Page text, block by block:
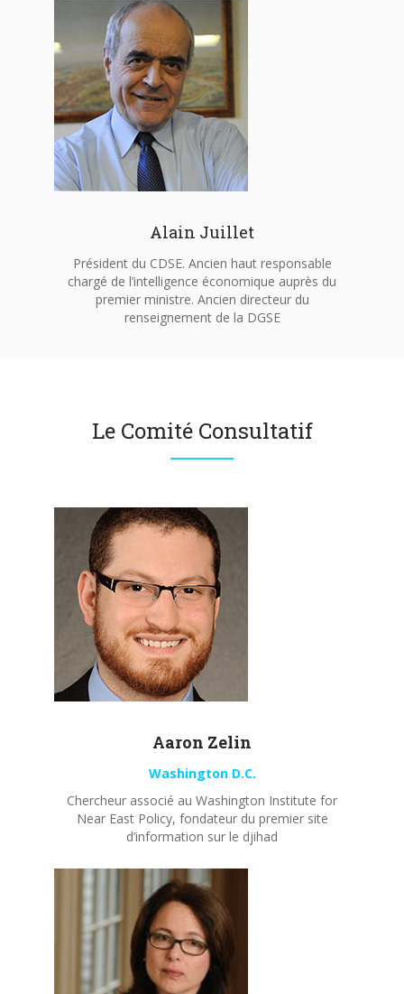
Alain Juillet
Président du CDSE. Ancien haut responsable
chargé de l’intelligence économique auprès du
premier ministre. Ancien directeur du
renseignement de la DGSE
Le Comité Consultatif
Aaron Zelin
Washington D.C.
Chercheur associé au Washington Institute for
Near East Policy, fondateur du premier site
d’information sur le djihad